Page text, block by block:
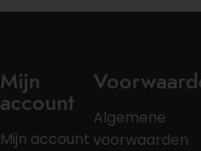
Mijn
account
Mijn account
Algemene
voorwaarden